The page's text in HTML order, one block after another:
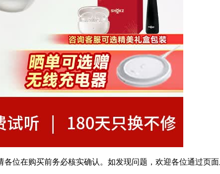
位在购买前务必核实确认。如发现问题，欢迎各位通过页